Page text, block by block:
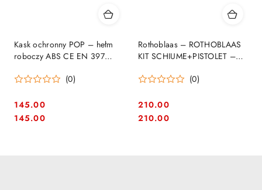
Kask ochronny POP – hełm
roboczy ABS CE EN 397
(0)
Cena:
145.00
Cena:
145.00
Rothoblaas – ROTHOBLAAS
KIT SCHIUME+PISTOLET –
pianą poliuretanową
(0)
Cena:
210.00
Cena:
210.00